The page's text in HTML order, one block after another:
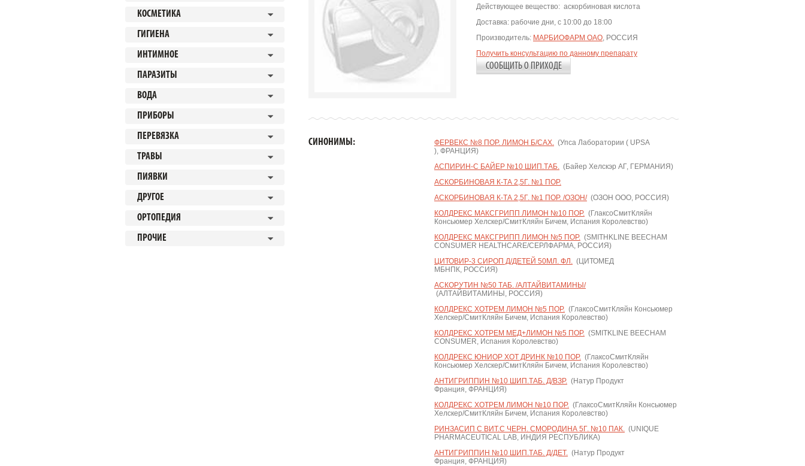
КОСМЕТИКА
ГИГИЕНА
ИНТИМНОЕ
ПАРАЗИТЫ
ВОДА
ПРИБОРЫ
ПЕРЕВЯЗКА
ТРАВЫ
ПИЯВКИ
ДРУГОЕ
ОРТОПЕДИЯ
ПРОЧИЕ
Действующее вещество: аскорбиновая кислота
Доставка: рабочие дни, с 10:00 до 18:00
Производитель: МАРБИОФАРМ ОАО, РОССИЯ
Получить консультацию по данному препарату
СООБЩИТЬ О ПРИХОДЕ
СИНОНИМЫ: ФЕРВЕКС №8 ПОР. ЛИМОН Б/САХ. (Упса Лаборатории ( UPSA
), ФРАНЦИЯ)
АСПИРИН-С БАЙЕР №10 ШИП.ТАБ. (Байер Хелскэр АГ, ГЕРМАНИЯ)
АСКОРБИНОВАЯ К-ТА 2,5Г. №1 ПОР.
АСКОРБИНОВАЯ К-ТА 2,5Г. №1 ПОР. /ОЗОН/(ОЗОН ООО, РОССИЯ)
КОЛДРЕКС МАКСГРИПП ЛИМОН №10 ПОР. (ГлаксоСмитКляйн
Консьюмер Хелскер/СмитКляйн Бичем, Испания Королевство)
КОЛДРЕКС МАКСГРИПП ЛИМОН №5 ПОР. (SMITHKLINE BEECHAM
CONSUMER HEALTHCARE/СЕРЛФАРМА, РОССИЯ)
ЦИТОВИР-3 СИРОП Д/ДЕТЕЙ 50МЛ. ФЛ. (ЦИТОМЕД
МБНПК, РОССИЯ)
АСКОРУТИН №50 ТАБ. /АЛТАЙВИТАМИНЫ/
(АЛТАЙВИТАМИНЫ, РОССИЯ)
КОЛДРЕКС ХОТРЕМ ЛИМОН №5 ПОР. (ГлаксоСмитКляйн Консьюмер
Хелскер/СмитКляйн Бичем, Испания Королевство)
КОЛДРЕКС ХОТРЕМ МЕД+ЛИМОН №5 ПОР. (SMITKLINE BEECHAM
CONSUMER, Испания Королевство)
КОЛДРЕКС ЮНИОР ХОТ ДРИНК №10 ПОР. (ГлаксоСмитКляйн
Консьюмер Хелскер/СмитКляйн Бичем, Испания Королевство)
АНТИГРИППИН №10 ШИП.ТАБ. Д/ВЗР. (Натур Продукт
Франция, ФРАНЦИЯ)
КОЛДРЕКС ХОТРЕМ ЛИМОН №10 ПОР. (ГлаксоСмитКляйн Консьюмер
Хелскер/СмитКляйн Бичем, Испания Королевство)
РИНЗАСИП С ВИТ.С ЧЕРН. СМОРОДИНА 5Г. №10 ПАК. (UNIQUE
PHARMACEUTICAL LAB, ИНДИЯ РЕСПУБЛИКА)
АНТИГРИППИН №10 ШИП.ТАБ. Д/ДЕТ. (Натур Продукт
Франция, ФРАНЦИЯ)